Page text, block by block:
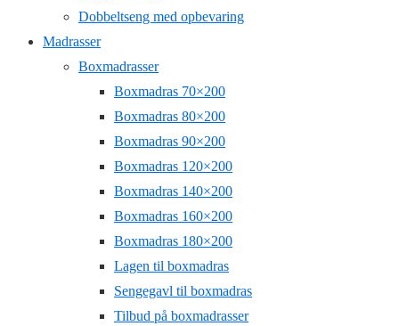
Dobbeltseng med opbevaring
Madrasser
Boxmadrasser
Boxmadras 70×200
Boxmadras 80×200
Boxmadras 90×200
Boxmadras 120×200
Boxmadras 140×200
Boxmadras 160×200
Boxmadras 180×200
Lagen til boxmadras
Sengegavl til boxmadras
Tilbud på boxmadrasser